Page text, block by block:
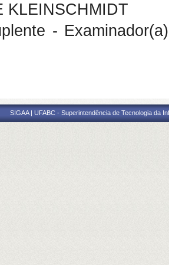
KLEINSCHMIDT
-
SIGAA | UFABC - Superintendência de Tecnologia da